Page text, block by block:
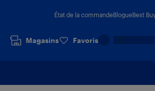
État de la commandeBlogueBest
Magasins Favoris